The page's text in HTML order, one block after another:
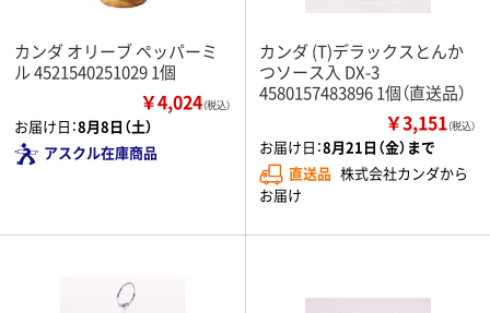
カンダ オリーブ ペッパーミ
ル 4521540251029 1個
￥4,024（税込）
お届け日：8月8日（土）
アスクル在庫商品
カンダ (T)デラックスとんか
つソース入 DX-3
4580157483896 1個（直送品）
￥3,151（税込）
お届け日：8月21日（金）まで
直送品 株式会社カンダから
お届け